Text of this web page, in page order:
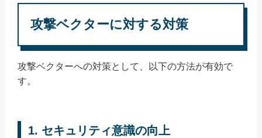
攻撃ベクターに対する対策
攻撃ベクターへの対策として、以下の方法が有効で
す。
1. セキュリティ意識の向上